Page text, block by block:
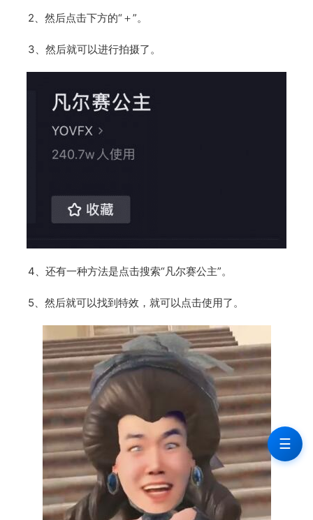
2、然后点击下方的“＋”。
3、然后就可以进行拍摄了。
4、还有一种方法是点击搜索“凡尔赛公主”。
5、然后就可以找到特效，就可以点击使用了。
☰